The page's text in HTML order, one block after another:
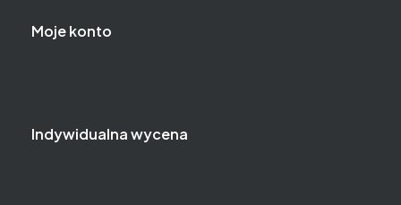
Moje konto
Indywidualna wycena